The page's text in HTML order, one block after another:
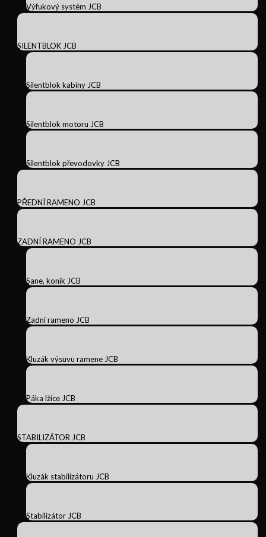
Výfukový systém JCB
SILENTBLOK JCB
Silentblok kabíny JCB
Silentblok motoru JCB
Silentblok převodovky JCB
PŘEDNÍ RAMENO JCB
ZADNÍ RAMENO JCB
Sane, koník JCB
Zadní rameno JCB
Kluzák výsuvu ramene JCB
Páka lžíce JCB
STABILIZÁTOR JCB
Kluzák stabilizátoru JCB
Stabilizátor JCB